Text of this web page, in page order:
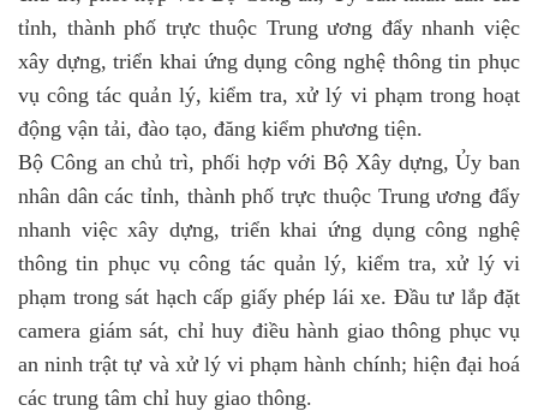
tỉnh, thành phố trực thuộc Trung ương đẩy nhanh việc
xây dựng, triển khai ứng dụng công nghệ thông tin phục
vụ công tác quản lý, kiểm tra, xử lý vi phạm trong hoạt
động vận tải, đào tạo, đăng kiểm phương tiện.
Bộ Công an chủ trì, phối hợp với Bộ Xây dựng, Ủy ban
nhân dân các tỉnh, thành phố trực thuộc Trung ương đẩy
nhanh việc xây dựng, triển khai ứng dụng công nghệ
thông tin phục vụ công tác quản lý, kiểm tra, xử lý vi
phạm trong sát hạch cấp giấy phép lái xe. Đầu tư lắp đặt
camera giám sát, chỉ huy điều hành giao thông phục vụ
an ninh trật tự và xử lý vi phạm hành chính; hiện đại hoá
các trung tâm chỉ huy giao thông.